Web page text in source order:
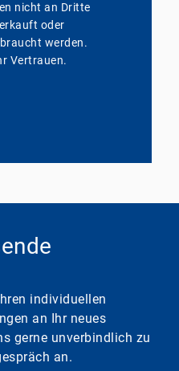
nicht an Dritte
oder
werden.
Vertrauen.
individuellen
an Ihr neues
gerne unverbindlich zu
an.